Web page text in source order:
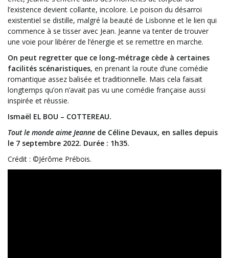
l’existence devient collante, incolore. Le poison du désarroi
existentiel se distille, malgré la beauté de Lisbonne et le lien qui
commence à se tisser avec Jean. Jeanne va tenter de trouver
une voie pour libérer de l’énergie et se remettre en marche.
On peut regretter que ce long-métrage cède à certaines
facilités scénaristiques, en prenant la route d’une comédie
romantique assez balisée et traditionnelle. Mais cela faisait
longtemps qu’on n’avait pas vu une comédie française aussi
inspirée et réussie.
Ismaël EL BOU – COTTEREAU.
Tout le monde aime Jeanne de Céline Devaux, en salles depuis
le 7 septembre 2022. Durée : 1h35.
Crédit : ©Jérôme Prébois.